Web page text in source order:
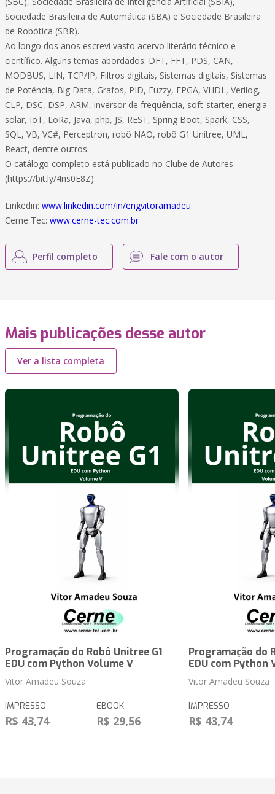
Sociedade Brasileira de Automática (SBA) e Sociedade Brasileira
de Robótica (SBR).
Ao longo dos anos escrevi vasto acervo literário técnico e
científico. Alguns temas abordados: DFT, FFT, PDS, CAN,
MODBUS, LIN, TCP/IP, Filtros digitais, Sistemas digitais, Sistemas
de Potência, Big Data, Grafos, PID, Fuzzy, FPGA, VHDL, Verilog,
CLP, DSC, DSP, ARM, inversor de frequência, soft-starter, energia
solar, IoT, LoRa, Java, php, JS, REST, Spring Boot, Spark, CSS,
SQL, VB, VC#, Perceptron, robô NAO, robô G1 Unitree, UML,
React, dentre outros.
O catálogo completo está publicado no Clube de Autores
(https://bit.ly/4ns0E8Z).
Linkedin: www.linkedin.com/in/engvitoramadeu
Cerne Tec: www.cerne-tec.com.br
Perfil completo Fale com o autor
Mais publicações desse autor
Ver a lista completa
Programação do Robô Unitree G1
EDU com Python Volume V
Vitor Amadeu Souza
IMPRESSO
R$ 43,74
EBOOK
R$ 29,56
Programação do
EDU com Python
Vitor Amadeu Souza
IMPRESSO
R$ 43,74